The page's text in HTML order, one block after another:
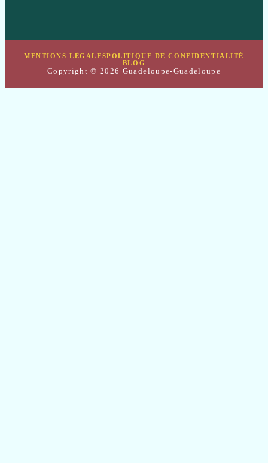
MENTIONS LÉGALESPOLITIQUE DE CONFIDENTIALITÉ
BLOG
Copyright © 2026 Guadeloupe-Guadeloupe